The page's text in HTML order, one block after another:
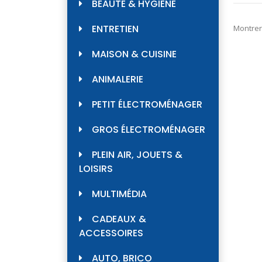
BEAUTÉ & HYGIÈNE
ENTRETIEN
MAISON & CUISINE
ANIMALERIE
PETIT ÉLECTROMÉNAGER
GROS ÉLECTROMÉNAGER
PLEIN AIR, JOUETS &
LOISIRS
MULTIMÉDIA
CADEAUX &
ACCESSOIRES
AUTO, BRICO